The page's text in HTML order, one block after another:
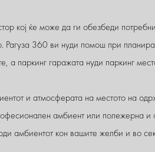
кој ќе може да ги обезбеди
Рагуза 360 ви нуди помош при
а паркинг гаражата нуди паркинг
и атмосферата на местото на
амбиент или полежерна
амбиентот кон вашите желби и во